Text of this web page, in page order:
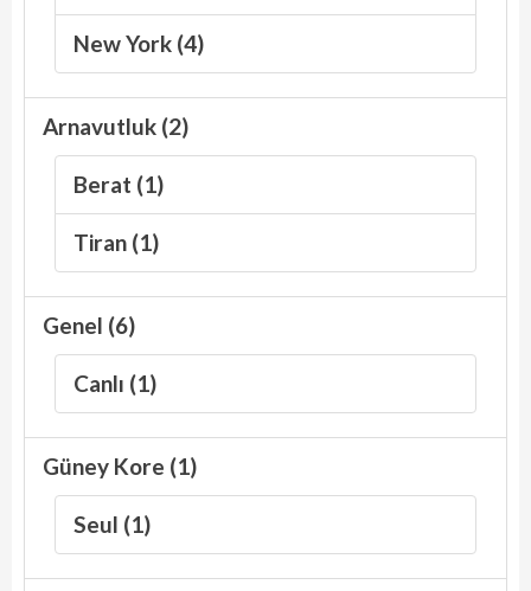
New York (4)
Arnavutluk (2)
Berat (1)
Tiran (1)
Genel (6)
Canlı (1)
Güney Kore (1)
Seul (1)